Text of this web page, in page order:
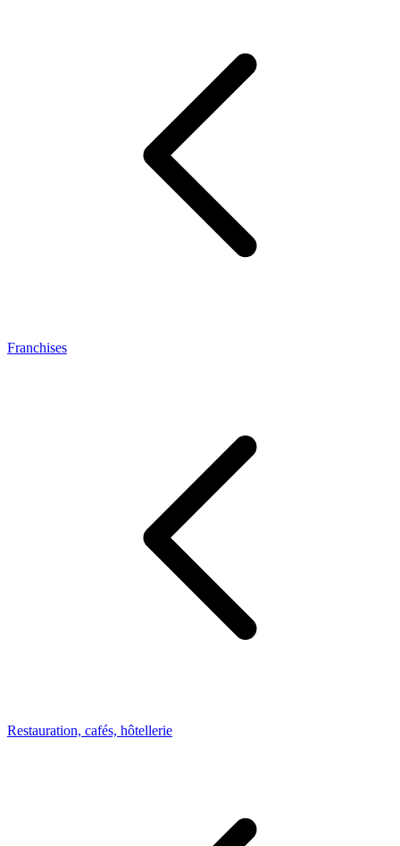
Franchises
Restauration, cafés, hôtellerie